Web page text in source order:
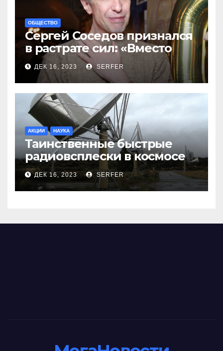
ОБЩЕСТВО
Сергей Соседов признался
в растрате сил: «Вместо
меня взяли Пригожина»
ДЕК 16, 2023 SERFER
АКЦИИ НАУКА
Таинственные быстрые
радиовсплески в космосе
сделались все более
странными
ДЕК 16, 2023 SERFER